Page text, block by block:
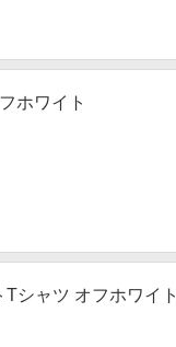
ホワイト
シャツ オフホワイト